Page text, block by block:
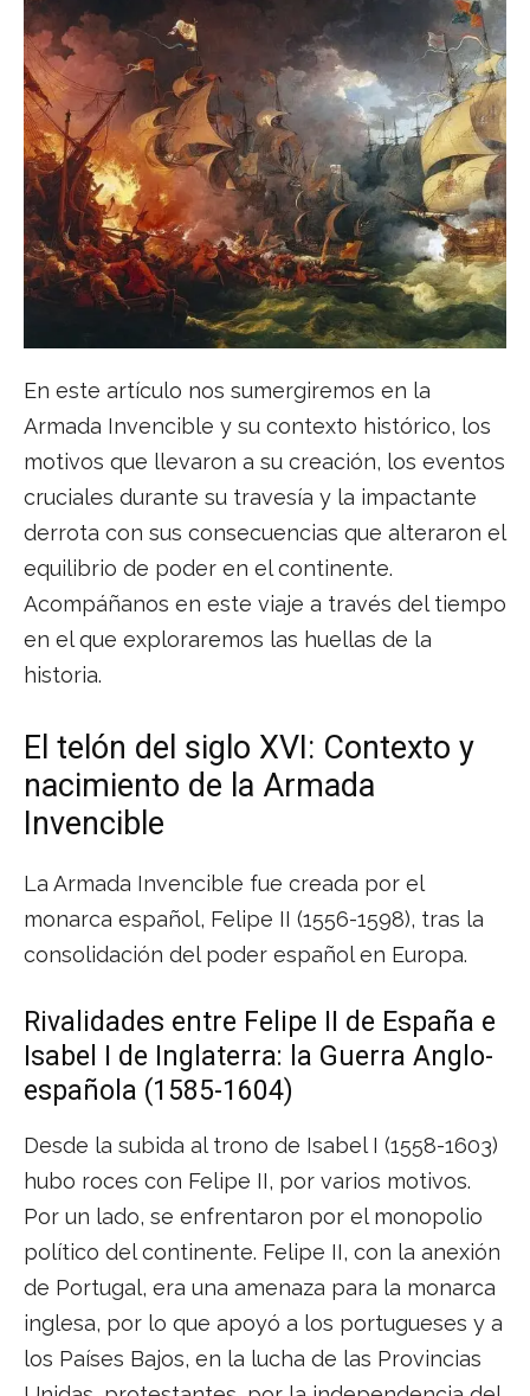
En este artículo nos sumergiremos en la
Armada Invencible y su contexto histórico, los
motivos que llevaron a su creación, los eventos
cruciales durante su travesía y la impactante
derrota con sus consecuencias que alteraron el
equilibrio de poder en el continente.
Acompáñanos en este viaje a través del tiempo
en el que exploraremos las huellas de la
historia.
El telón del siglo XVI: Contexto y
nacimiento de la Armada
Invencible
La Armada Invencible fue creada por el
monarca español, Felipe II (1556-1598), tras la
consolidación del poder español en Europa.
Rivalidades entre Felipe II de España e
Isabel I de Inglaterra: la Guerra Anglo-
española (1585-1604)
Desde la subida al trono de Isabel I (1558-1603)
hubo roces con Felipe II, por varios motivos.
Por un lado, se enfrentaron por el monopolio
político del continente. Felipe II, con la anexión
de Portugal, era una amenaza para la monarca
inglesa, por lo que apoyó a los portugueses y a
los Países Bajos, en la lucha de las Provincias